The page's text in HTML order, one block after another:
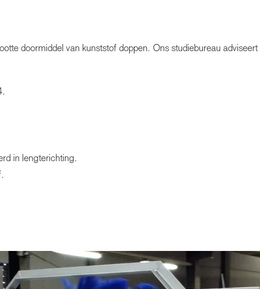
doormiddel van kunststof doppen. Ons studiebureau adviseert
in lengterichting.